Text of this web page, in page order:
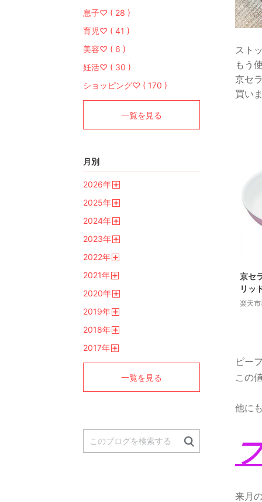
スト
もう
京セ
買い
京セ
リッ
楽天
ピー
この
他に
来月
息子♡ ( 28 )
育児♡ ( 41 )
美容♡ ( 6 )
妊活♡ ( 30 )
ショッピング♡ ( 170 )
一覧を見る
月別
2026年
2025年
2024年
2023年
2022年
2021年
2020年
2019年
2018年
2017年
一覧を見る